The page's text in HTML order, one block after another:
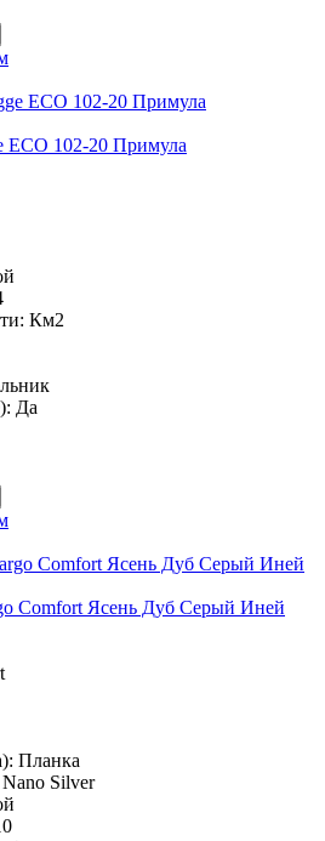
ECO 102-20 Примула
Км2
Да
Comfort Ясень Дуб Серый Иней
Планка
Nano Silver